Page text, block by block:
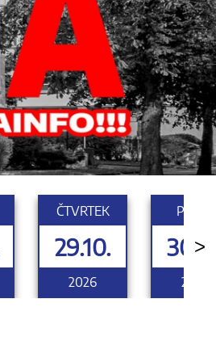
ČTVRTEK
29.10.
2026
PÁTEK
2026
>